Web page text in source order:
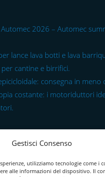
Gestisci Consenso
utilizziamo tecnologie come i
alle informazioni del dispositivo. Il
2026 – Automec
lance lava botti e lava
cantine e birrifici.
consegna in meno
costante: i motoriduttori
Chi